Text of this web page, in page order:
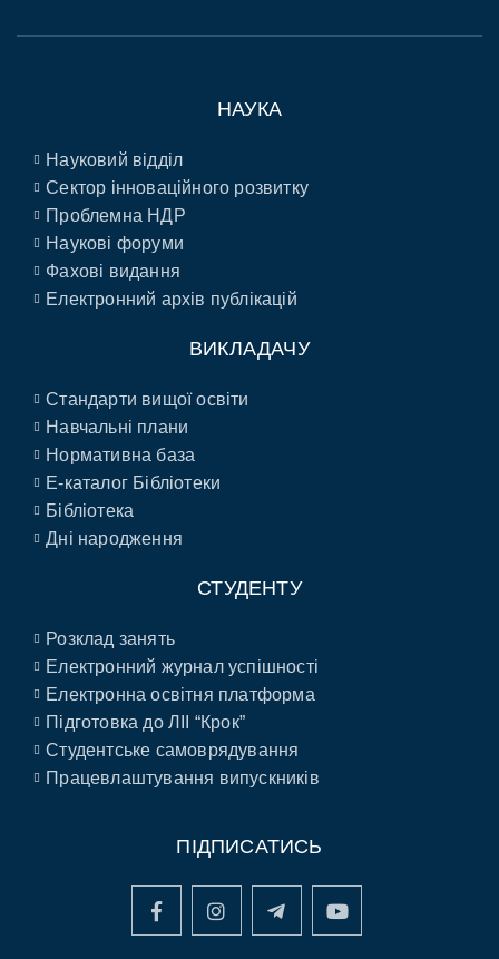
НАУКА
Науковий відділ
Сектор інноваційного розвитку
Проблемна НДР
Наукові форуми
Фахові видання
Електронний архів публікацій
ВИКЛАДАЧУ
Стандарти вищої освіти
Навчальні плани
Нормативна база
E-каталог Бібліотеки
Бібліотека
Дні народження
СТУДЕНТУ
Розклад занять
Електронний журнал успішності
Електронна освітня платформа
Підготовка до ЛІІ “Крок”
Студентське самоврядування
Працевлаштування випускників
ПІДПИСАТИСЬ